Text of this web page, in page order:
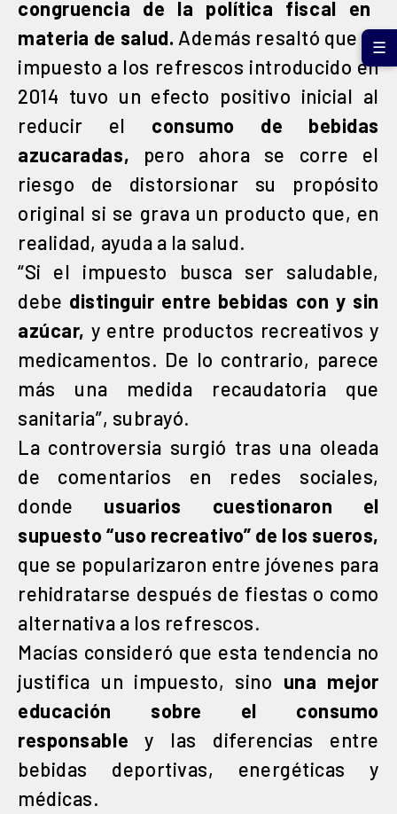
congruencia de la política fiscal en
materia de salud. Además resaltó que el
impuesto a los refrescos introducido en
2014 tuvo un efecto positivo inicial al
reducir el consumo de bebidas
azucaradas, pero ahora se corre el
riesgo de distorsionar su propósito
original si se grava un producto que, en
realidad, ayuda a la salud.
“Si el impuesto busca ser saludable,
debe distinguir entre bebidas con y sin
azúcar, y entre productos recreativos y
medicamentos. De lo contrario, parece
más una medida recaudatoria que
sanitaria”, subrayó.
La controversia surgió tras una oleada
de comentarios en redes sociales,
donde usuarios cuestionaron el
supuesto “uso recreativo” de los sueros,
que se popularizaron entre jóvenes para
rehidratarse después de fiestas o como
alternativa a los refrescos.
Macías consideró que esta tendencia no
justifica un impuesto, sino una mejor
educación sobre el consumo
responsable y las diferencias entre
bebidas deportivas, energéticas y
médicas.
☰